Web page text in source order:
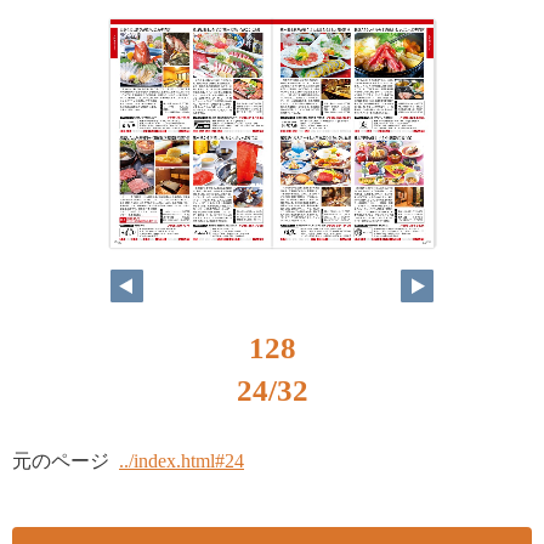
25 24
128
24/32
元のページ ../index.html#24